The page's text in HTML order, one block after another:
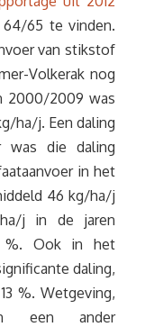
64/65 te vinden.
van stikstof
Volkerak nog
2000/2009 was
ha/j. Een daling
was die daling
in het
46 kg/ha/j
j in de jaren
%. Ook in het
daling,
%. Wetgeving,
een ander